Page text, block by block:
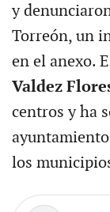
y
Torreón, un
en el anexo.
Valdez
centros y ha
los